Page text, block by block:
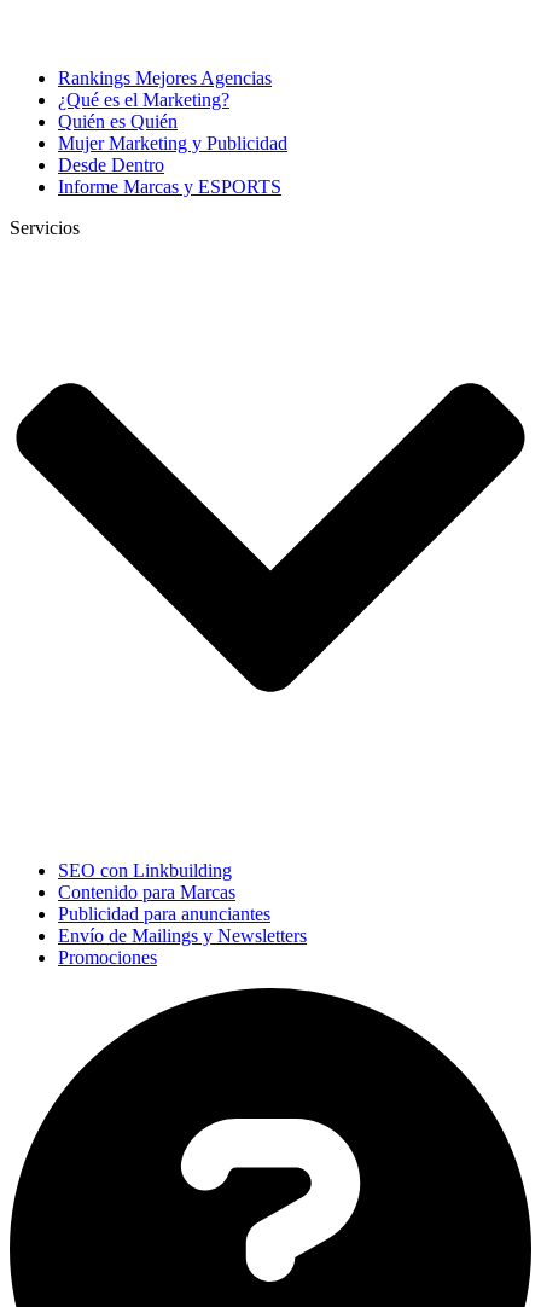
Rankings Mejores Agencias
¿Qué es el Marketing?
Quién es Quién
Mujer Marketing y Publicidad
Desde Dentro
Informe Marcas y ESPORTS
Servicios
SEO con Linkbuilding
Contenido para Marcas
Publicidad para anunciantes
Envío de Mailings y Newsletters
Promociones